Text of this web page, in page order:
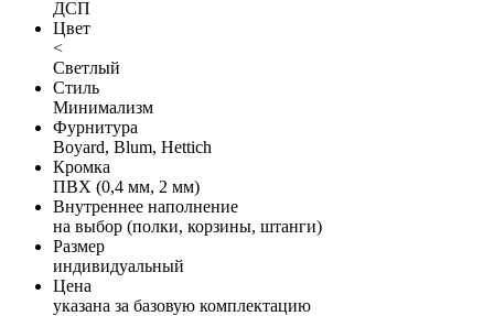
ДСП
Цвет
<
Светлый
Стиль
Минимализм
Фурнитура
Boyard, Blum, Hettich
Кромка
ПВХ (0,4 мм, 2 мм)
Внутреннее наполнение
на выбор (полки, корзины, штанги)
Размер
индивидуальный
Цена
указана за базовую комплектацию